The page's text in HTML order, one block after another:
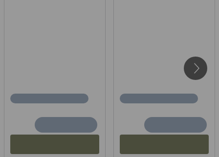
T&J AVANTGARDE RANKGITTER
Diese Artikel finden Sie im Zubehör Reiter.